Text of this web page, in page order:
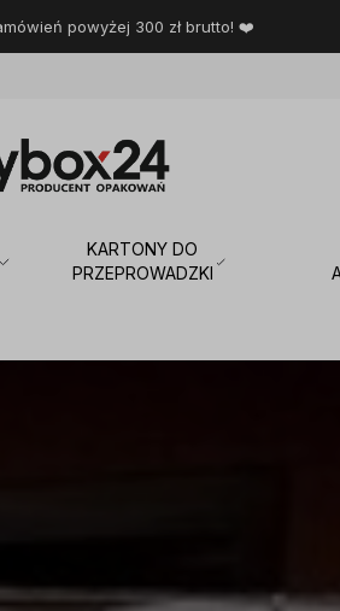
powyżej 300 zł brutto! ❤️
KARTONY DO
PRZEPROWADZKI